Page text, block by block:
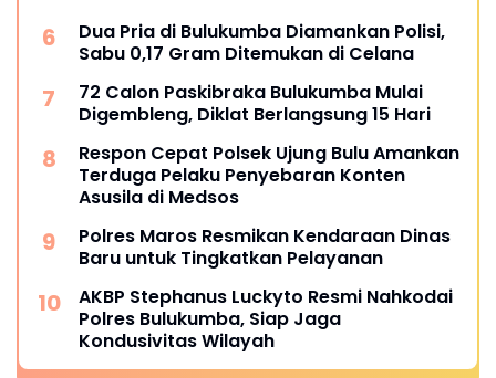
Dua Pria di Bulukumba Diamankan Polisi,
Sabu 0,17 Gram Ditemukan di Celana
72 Calon Paskibraka Bulukumba Mulai
Digembleng, Diklat Berlangsung 15 Hari
Respon Cepat Polsek Ujung Bulu Amankan
Terduga Pelaku Penyebaran Konten
Asusila di Medsos
Polres Maros Resmikan Kendaraan Dinas
Baru untuk Tingkatkan Pelayanan
AKBP Stephanus Luckyto Resmi Nahkodai
Polres Bulukumba, Siap Jaga
Kondusivitas Wilayah